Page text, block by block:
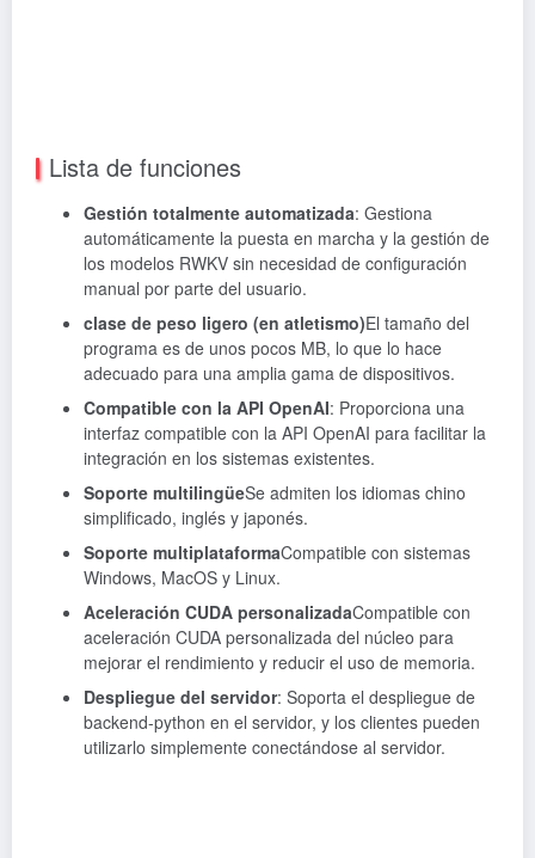
Lista de funciones
Gestión totalmente automatizada: Gestiona
automáticamente la puesta en marcha y la gestión de
los modelos RWKV sin necesidad de configuración
manual por parte del usuario.
clase de peso ligero (en atletismo)El tamaño del
programa es de unos pocos MB, lo que lo hace
adecuado para una amplia gama de dispositivos.
Compatible con la API OpenAI: Proporciona una
interfaz compatible con la API OpenAI para facilitar la
integración en los sistemas existentes.
Soporte multilingüeSe admiten los idiomas chino
simplificado, inglés y japonés.
Soporte multiplataformaCompatible con sistemas
Windows, MacOS y Linux.
Aceleración CUDA personalizadaCompatible con
aceleración CUDA personalizada del núcleo para
mejorar el rendimiento y reducir el uso de memoria.
Despliegue del servidor: Soporta el despliegue de
backend-python en el servidor, y los clientes pueden
utilizarlo simplemente conectándose al servidor.